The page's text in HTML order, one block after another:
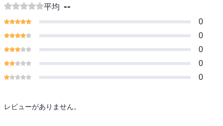
平均 --
0
0
0
0
0
レビューがありません。